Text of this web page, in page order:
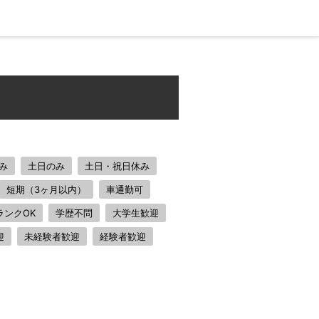
土日のみ 土日・祝日休み
短期（3ヶ月以内） 車通勤可
ンクOK 学歴不問 大学生歓迎
未経験者歓迎 経験者歓迎